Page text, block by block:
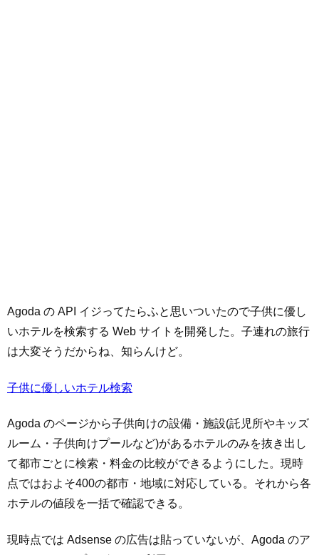
Agoda の API イジってたらふと思いついたので子供に優し
いホテルを検索する Web サイトを開発した。子連れの旅行
は大変そうだからね、知らんけど。
子供に優しいホテル検索
Agoda のページから子供向けの設備・施設(託児所やキッズ
ルーム・子供向けプールなど)があるホテルのみを抜き出し
て都市ごとに検索・料金の比較ができるようにした。現時
点ではおよそ400の都市・地域に対応している。それから各
ホテルの値段を一括で確認できる。
現時点では Adsense の広告は貼っていないが、Agoda のア